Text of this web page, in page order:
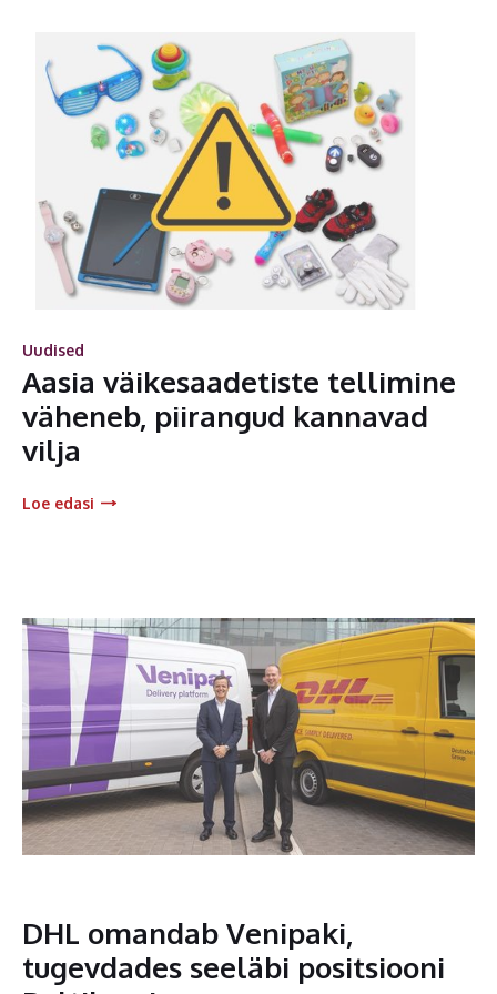
Uudised
Aasia väikesaadetiste tellimine
väheneb, piirangud kannavad
vilja
Loe edasi
DHL omandab Venipaki,
tugevdades seeläbi positsiooni